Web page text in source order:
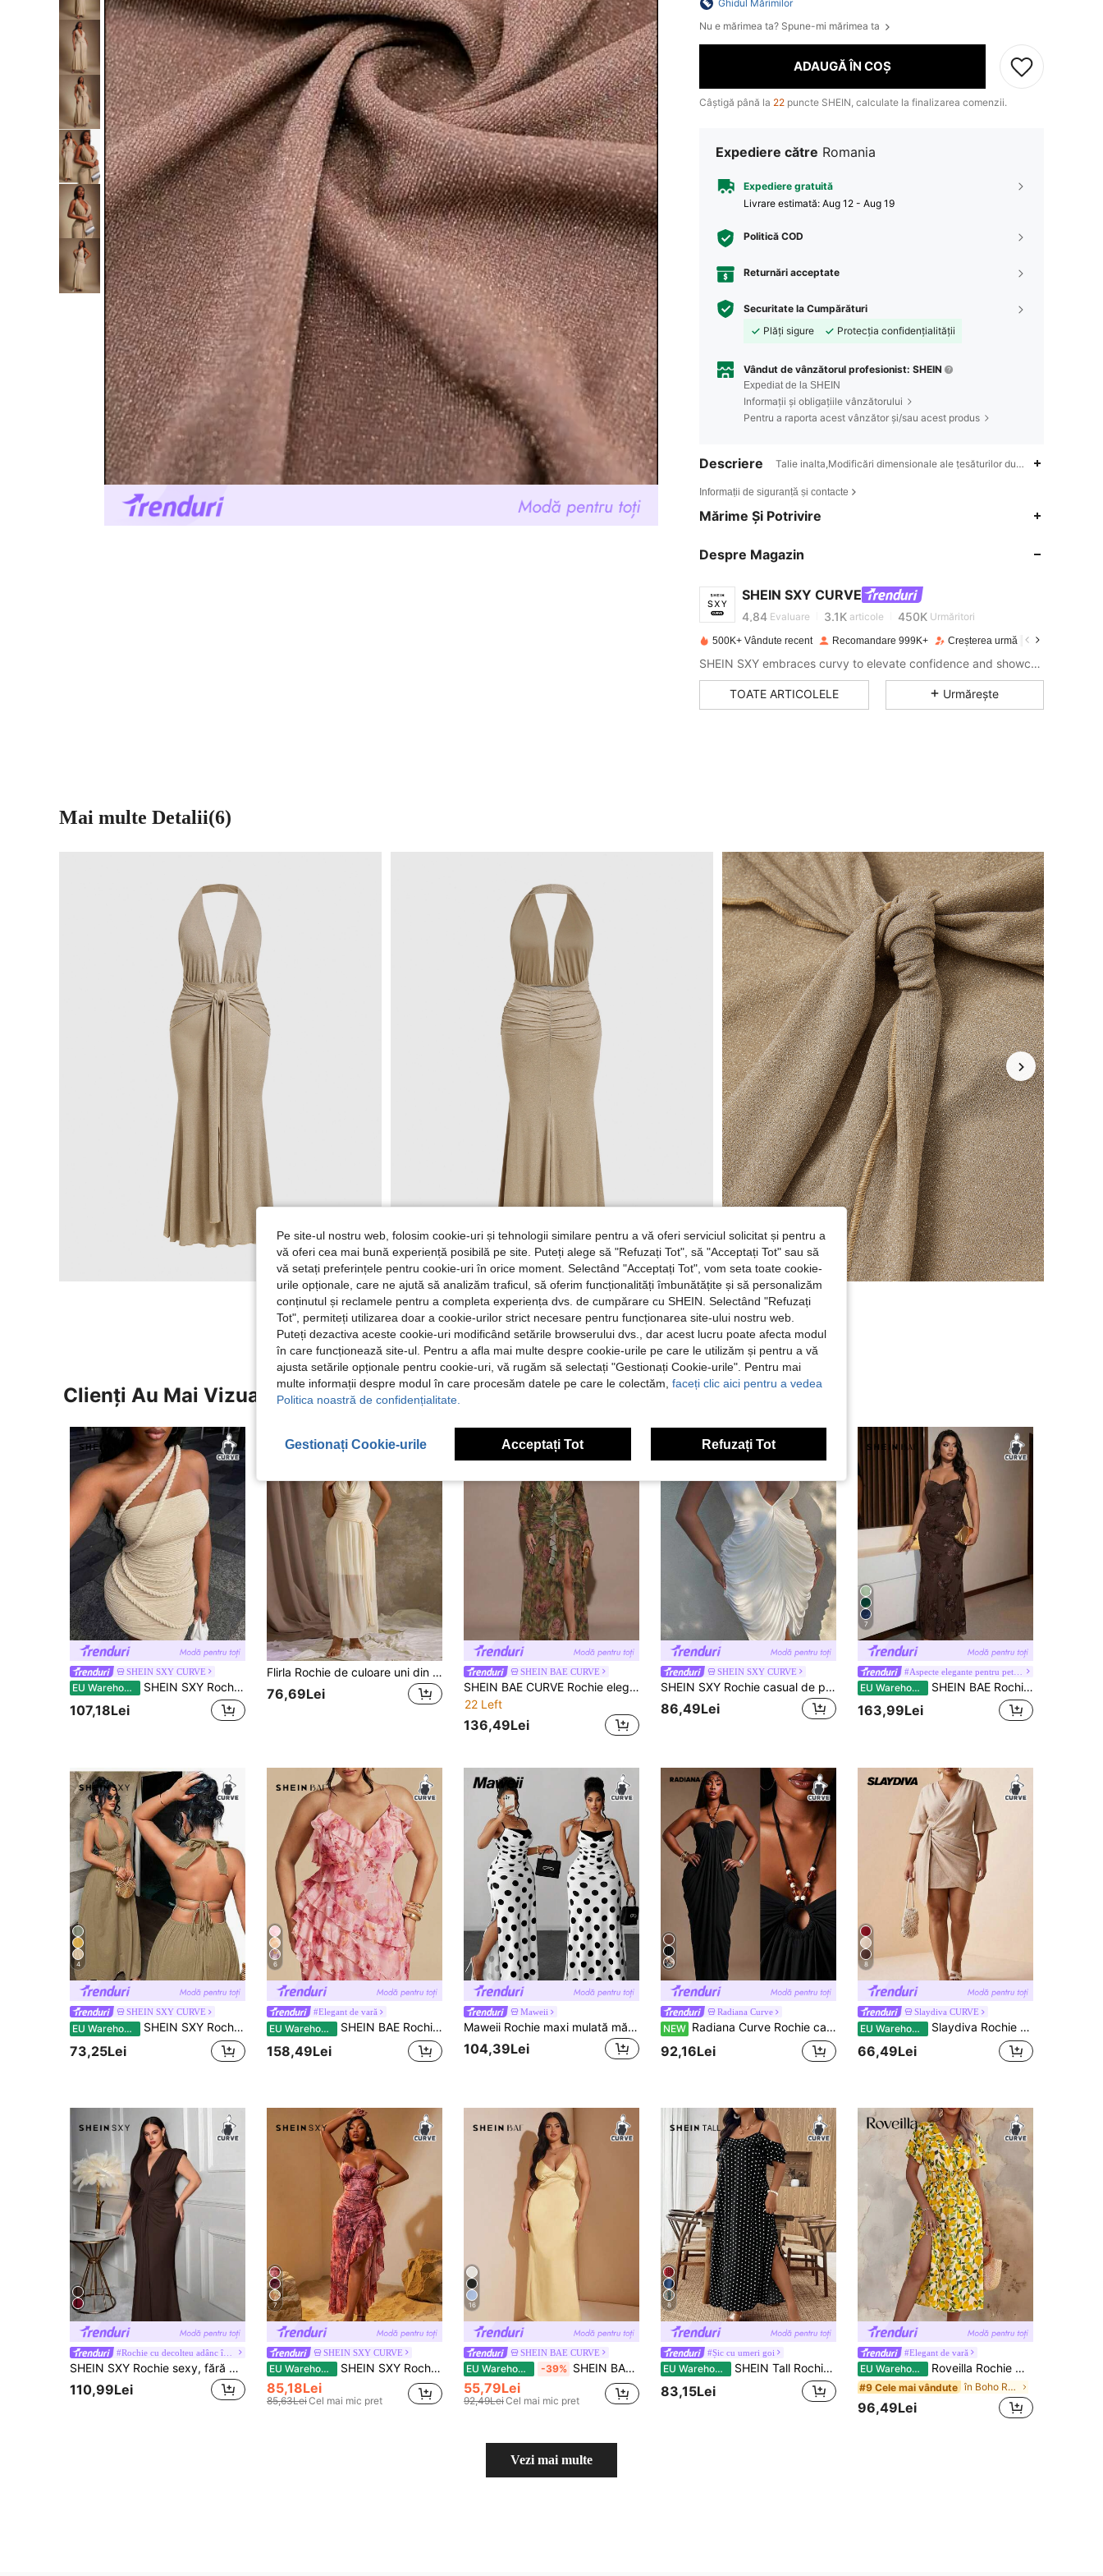
Ghidul Mărimilor
Nu e mărimea ta? Spune-mi mărimea ta
ADAUGĂ ÎN COȘ
Câștigă până la 22 puncte SHEIN, calculate la finalizarea comenzii.
Expediere către Romania
Expediere gratuită
Livrare estimată: Aug 12 - Aug 19
Politică COD
Returnări acceptate
Securitate la Cumpărături
Plăți sigure
Protecția confidențialității
Vândut de vânzătorul profesionist: SHEIN
Expediat de la SHEIN
Informații și obligațiile vânzătorului
Pentru a raporta acest vânzător și/sau acest produs
Descriere Talie inalta,Modificări dimensionale ale țesăturilor după spălarea
Informații de siguranță și contacte
Mărime Și Potrivire
Despre Magazin
SHEIN SXY CURVE
4,84 Evaluare 3.1K articole 450K Urmăritori
4,84 3.1K
500K+ Vândute recent Recomandare 999K+ Creșterea urmăritorilor cu 15%
SHEIN SXY embraces curvy to elevate confidence and showcase sexy.
TOATE ARTICOLELE Urmărește
Mai multe Detalii(6)
Clienți Au Mai Vizualizat
SHEIN SXY CURVE
EU Warehouse SHEIN SXY Rochie de damă de mărime mare, cu imprimeu floral, la modă, cu un umăr
107,18Lei
Flirla Rochie de culoare uni din plasă, elegantă, cu volan, cu volan, cu volan, cu volan
76,69Lei
SHEIN BAE CURVE
SHEIN BAE CURVE Rochie elegantă pentru femei mărimi mari, verde măsliniu, cu decolteu în V adânc și imprimeu floral, ținută formală pentru petreceri de cină, nunți și cocktailuri, pentru întâlniri, toamnă
22 Left
136,49Lei
SHEIN SXY CURVE
SHEIN SXY Rochie casual de petrecere pentru femei, mărimi mari, culoare uni, cu decolteu în V adânc și pliuri
86,49Lei
7
EU Warehouse SHEIN BAE Rochie de damă vintage elegantă și sexy, cu broderie din plasă, mărime plus, toamnă/iarnă
163,99Lei
4
SHEIN SXY CURVE
EU Warehouse SHEIN SXY Rochie sexy pentru femei mărimi mari, cu textură, plisată, cu bretele halter și legare la gât
73,25Lei
6
#Elegant de vară
EU Warehouse SHEIN BAE Rochie de vacanță cu imprimeu floral și guler volane pentru femei, mărime mare
158,49Lei
Maweii
Maweii Rochie maxi mulată mărimă mare, alb-negru cu buline, color block, bretele subțiri, guler drapat, cu volane laterale, stil elegant, stil vintage, rochie de petrecere, ținută pentru întâlnire
104,39Lei
Radiana Curve
NEW Radiana Curve Rochie casual de zi pentru femei mărimi mari, primăvară/vară, culoare uni, cu plisuri și spate gol, pentru ieșiri și întâlniri, ținută de vară, echipament de plajă, vestimentație de vacanță, fustă lungă evazată A-line largă cu mărgele, culoare cafea, lațitoare, potrivită pentru stil relaxat de vacanță, rochie de vară, rochie de vacanță
92,16Lei
8
Slaydiva CURVE
EU Warehouse Slaydiva Rochie mini din in, cu decolteu în V și legături laterale, nouă pentru primăvara/vara 2026, potrivită pentru festivaluri de muzică, Paște, Ziua Sfântului Patrick, Ziua Îndrăgostiților, întâlniri, stil occidental, stil nomad, zile de naștere, absolviri, stil campus, ținute zilnice, casual, vacanță, călătorii în croazieră, plajă, bronzare, tendințe, ținute streetwear, invitați la nuntă, naveta, brunch, aeroport, petreceri, sărbători, ținute de birou, culoare kaki.
66,49Lei
SHEIN SXY Rochie sexy, fără mâneci, cu decolteu în V adânc, de mărimi uni
110,99Lei
7
SHEIN SXY CURVE
EU Warehouse SHEIN SXY Rochie de seară pentru femei de mărime mare, cu imprimeu casual, cu crăpături înalte
85,18Lei
85,63LeiCel mai mic pret
16
SHEIN BAE CURVE
EU Warehouse -39% SHEIN BAE Rochie maxi din satin pentru femei plus size, fără mâneci, cu decolteu în V și spate la vedere, galben, potrivită pentru vacanță, festivaluri de muzică, aniversare, brunch, invitată la nuntă, rochie elegantă de petrecere pentru femei, haine de toamnă pentru femei, haine de școală, haine Y2k, ținute country pentru femei, haine vintage pentru femei, ținute de festival pentru femei, rochie de invitată la nuntă pentru siluetă curve, ținute de vară pentru femei, rochii formale pentru femei, ținute de aniversare pentru femei, rochie din satin galben unt plus size, rochie formală plus size, rochie formală din satin, rochie lungă din satin
55,79Lei
92,49LeiCel mai mic pret
8
#Șic cu umeri goi
EU Warehouse SHEIN Tall Rochie de vară cu buline, mărime plus, pentru femei, cu imprimeu floral, potrivită pentru ieșiri zilnice/rochie romantică/călătorii de vacanță
83,15Lei
#Elegant de vară
EU Warehouse Roveilla Rochie midi pentru femei, mărime mare, cu imprimeu de lămâie, decolteu în V, talie elastică, linie A, crăpături laterale și mâneci clopot, stil vintage romantic francez elegant, potrivită pentru naveta, afaceri, plajă, casual, versatilă, primăvară/vară
#9 Cele mai vândute în Boho Rochii marimi mari
96,49Lei
Vezi mai multe
Pe site-ul nostru web, folosim cookie-uri și tehnologii similare pentru a vă oferi serviciul solicitat și pentru a
vă oferi cea mai bună experiență posibilă pe site. Puteți alege să "Refuzați Tot", să "Acceptați Tot" sau să
vă setați preferințele pentru cookie-uri în orice moment. Selectând "Acceptați Tot", vom seta toate cookie-
urile opționale, care ne ajută să analizăm traficul, să oferim funcționalități îmbunătățite și să personalizăm
conținutul și reclamele pentru a completa experiența dvs. de cumpărare cu SHEIN. Selectând "Refuzați
Tot", permiteți utilizarea doar a cookie-urilor strict necesare pentru funcționarea site-ului nostru web.
Puteți dezactiva aceste cookie-uri modificând setările browserului dvs., dar acest lucru poate afecta modul
în care funcționează site-ul. Pentru a afla mai multe despre cookie-urile pe care le utilizăm și pentru a vă
ajusta setările opționale pentru cookie-uri, vă rugăm să selectați "Gestionați Cookie-urile". Pentru mai
multe informații despre modul în care procesăm datele pe care le colectăm, faceți clic aici pentru a vedea
Politica noastră de confidențialitate.
Gestionați Cookie-urile Acceptați Tot Refuzați Tot